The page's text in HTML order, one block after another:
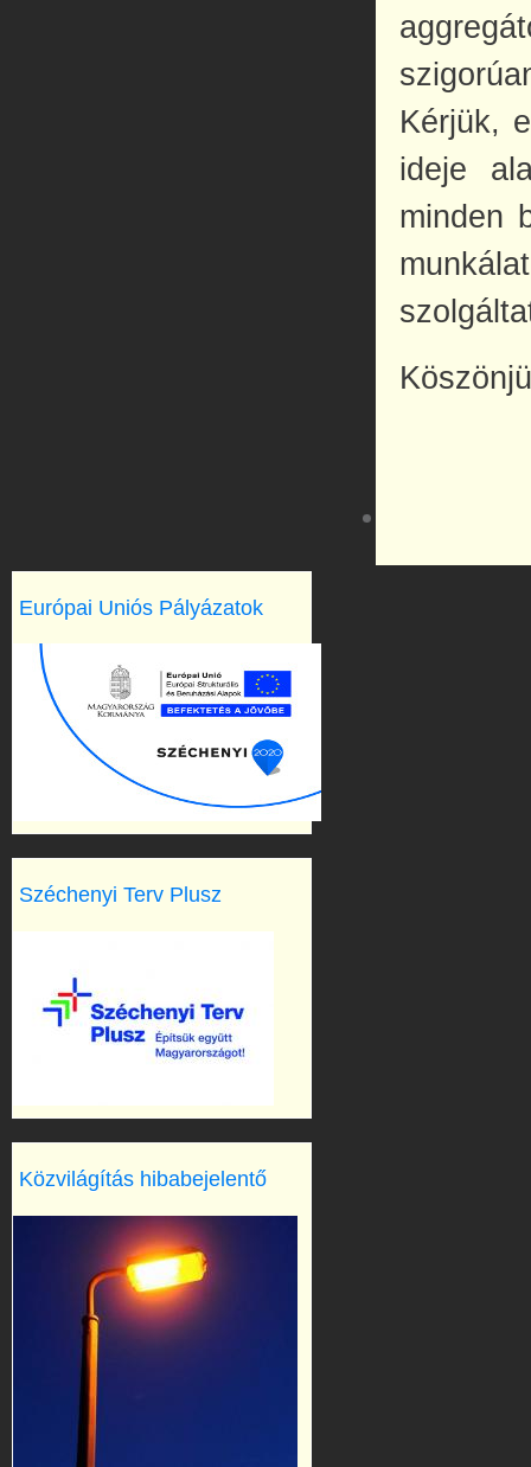
Kérjük,
ideje
minden
Európai Uniós Pályázatok
Széchenyi Terv Plusz
Közvilágítás hibabejelentő